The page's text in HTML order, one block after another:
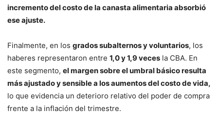
incremento del costo de la canasta alimentaria absorbió
ese ajuste.
Finalmente, en los grados subalternos y voluntarios, los
haberes representaron entre 1,0 y 1,9 veces la CBA. En
este segmento, el margen sobre el umbral básico resulta
más ajustado y sensible a los aumentos del costo de vida,
lo que evidencia un deterioro relativo del poder de compra
frente a la inflación del trimestre.